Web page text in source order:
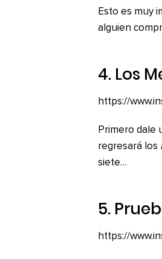
Esto es muy
alguien
4. Los
https://
Primero dale
regresará los
siete…
5.
https://